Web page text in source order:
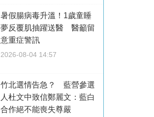
暑假腸病毒升溫！1歲童睡
夢反覆肌抽躍送醫 醫籲留
意重症警訊
2026-08-04 14:57
竹北選情告急？ 藍營參選
人杜文中致信鄭麗文：藍白
合作絕不能喪失尊嚴